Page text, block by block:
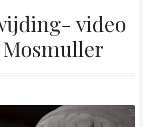
sterk veranderende tijd
hoog gevoeligheid
bent
video